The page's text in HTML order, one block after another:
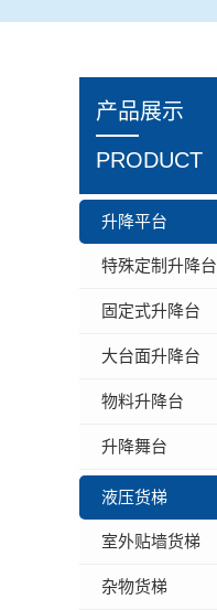
产品展示
PRODUCT
升降平台
特殊定制升降台
固定式升降台
大台面升降台
物料升降台
升降舞台
液压货梯
室外贴墙货梯
杂物货梯